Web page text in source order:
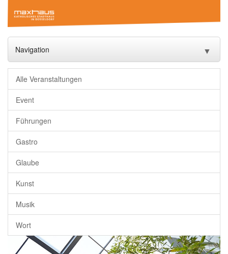
Navigation ▼
Start
Veranstaltungen
Das Maxhaus
Vermietung
Gastronomie
Downloads
Freundeskreis
Ehrenamt ▼
Alle Veranstaltungen
Event
Führungen
Gastro
Glaube
Kunst
Musik
Wort